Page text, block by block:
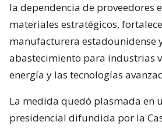
la dependencia de proveedores
materiales estratégicos,
manufacturera estadounidense
abastecimiento para industrias
energía y las tecnologías
La medida quedó plasmada en
presidencial difundida por la